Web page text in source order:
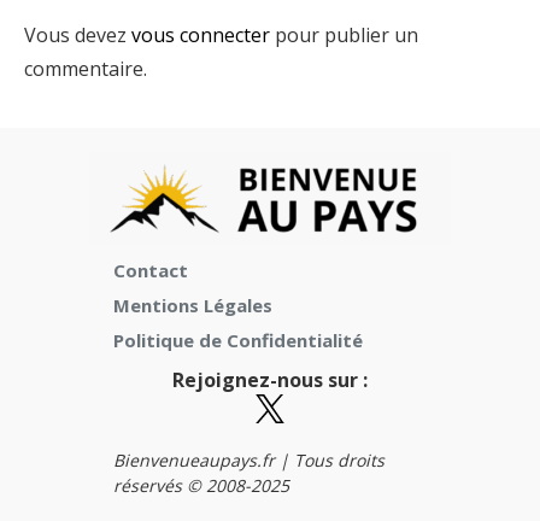
Vous devez vous connecter pour publier un
commentaire.
Contact
Mentions Légales
Politique de Confidentialité
Rejoignez-nous sur :
Bienvenueaupays.fr | Tous droits
réservés © 2008-2025